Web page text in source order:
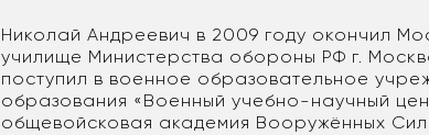
Николай Андреевич в 2009 году окончил
училище Министерства обороны РФ г.
поступил в военное образовательное
образования «Военный учебно-научный
общевойсковая академия Вооружённых Сил